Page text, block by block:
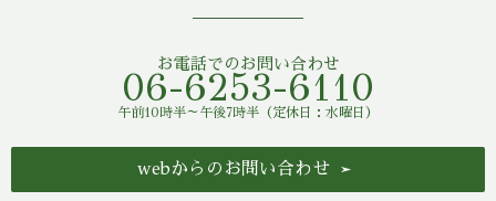
お電話でのお問い合わせ
06-6253-6110
午前10時半～午後7時半（定休日：水曜日）
webからのお問い合わせ